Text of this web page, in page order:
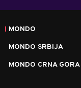
MONDO
MONDO SRBIJA
MONDO CRNA GORA